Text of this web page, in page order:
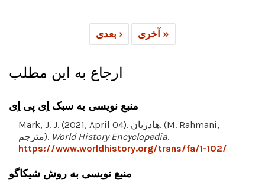
بعدی › آخری »
ارجاع به این مطلب
منبع نویسی به سبک اِی پی اِی
Mark, J. J. (2021, April 04). هادریان. (M. Rahmani,
مترجم). World History Encyclopedia.
https://www.worldhistory.org/trans/fa/1-102/
منبع نویسی به روش شیکاگو